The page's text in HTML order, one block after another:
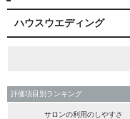
ハウスウエディング
評価項目別ランキング
サロンの利用のしやすさ